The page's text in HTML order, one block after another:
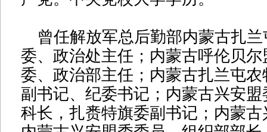
曾任解放军总后勤部内蒙古扎兰
委、政治处主任；内蒙古呼伦贝
委、政治部主任；内蒙古扎兰屯
副书记、纪委书记；内蒙古兴安
科长，扎赉特旗委副书记；内蒙